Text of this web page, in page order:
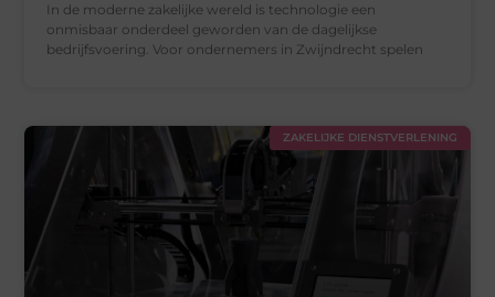
In de moderne zakelijke wereld is technologie een
onmisbaar onderdeel geworden van de dagelijkse
bedrijfsvoering. Voor ondernemers in Zwijndrecht spelen
ZAKELIJKE DIENSTVERLENING